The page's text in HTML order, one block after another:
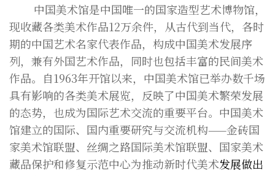
中国美术馆是中国唯一的国家造型艺术博物馆，
现收藏各类美术作品12万余件，从古代到当代，各时
期的中国艺术名家代表作品，构成中国美术发展序
列，兼有外国艺术作品，同时也包括丰富的民间美术
作品。自1963年开馆以来，中国美术馆已举办数千场
具有影响的各类美术展览，反映了中国美术繁荣发展
的态势，也成为国际艺术交流的重要平台。中国美术
馆建立的国际、国内重要研究与交流机构——金砖国
家美术馆联盟、丝绸之路国际美术馆联盟、国家美术
藏品保护和修复示范中心为推动新时代美术发展做出